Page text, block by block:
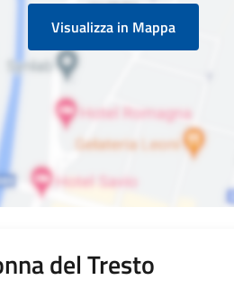
Visualizza in Mappa
del Tresto